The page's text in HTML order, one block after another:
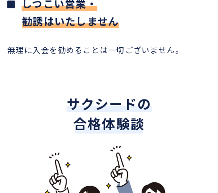
しつこい営業・
勧誘はいたしません
無理に入会を勧めることは一切ございません。
サクシードの
合格体験談